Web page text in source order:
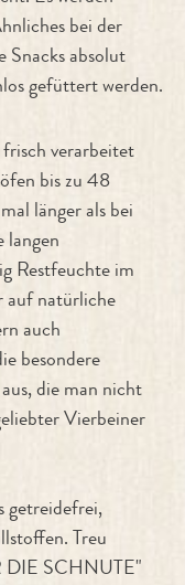
bei der
Snacks absolut
gefüttert werden.
verarbeitet
bis zu 48
länger als bei
langen
Restfeuchte im
auf natürliche
auch
besondere
die man nicht
Vierbeiner
getreidefrei,
Treu
DIE SCHNUTE"